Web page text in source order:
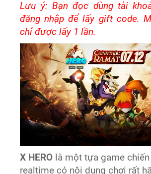
Lưu ý: Bạn đọc dùng tài
đăng nhập để lấy gift code.
chỉ được lấy 1 lần.
X HERO là một tựa game
realtime có nội dung chơi rất